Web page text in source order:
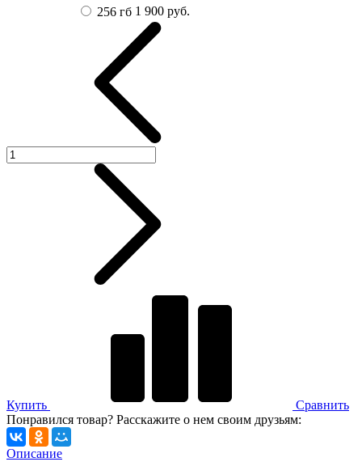
256 гб 1 900 руб.
Купить
Сравнить
Понравился товар? Расскажите о нем своим друзьям:
Описание